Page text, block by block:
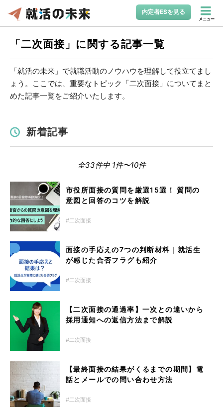
内定者ESを見る
メニュー
「二次面接」に関する記事一覧
「就活の未来」で就職活動のノウハウを理解して役立てまし
ょう。ここでは、重要なトピック「二次面接」についてまと
めた記事一覧をご紹介いたします。
新着記事
全33件中 1件〜10件
市役所面接の質問を厳選15選！ 質問の
意図と回答のコツを解説
二次面接
面接の手応えの7つの判断材料｜就活生
が感じた合否フラグも紹介
二次面接
【二次面接の通過率】一次との違いから
採用通知への返信方法まで解説
二次面接
【最終面接の結果がくるまでの期間】電
話とメールでの問い合わせ方法
二次面接